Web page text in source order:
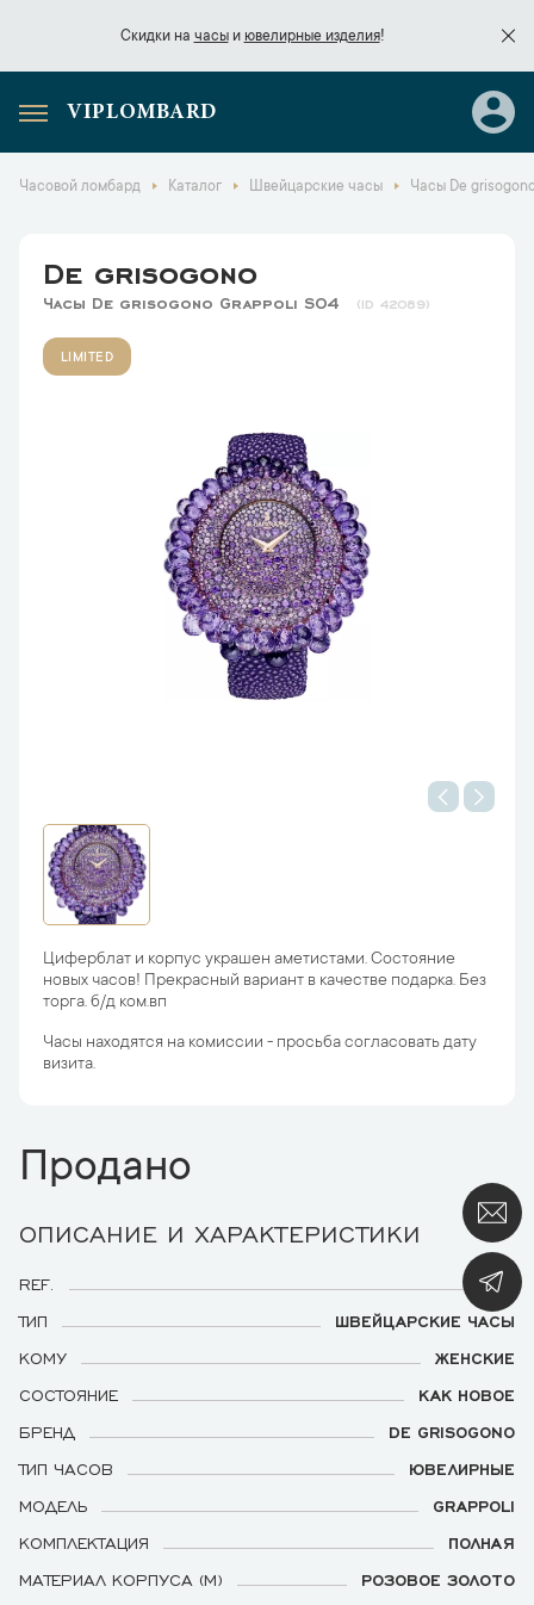
Скидки на часыи ювелирные изделия!
Скидки начасы
VIPLOMBARD
Часовой ломбард Каталог Швейцарские часы Часы De
De grisogono
Часы De grisogono Grappoli S04 42089
LIMITED
Циферблат и корпус украшен аметистами. Состояние
новых часов! Прекрасный вариант в качестве подарка. Без
торга. б/д ком.вп
Часы находятся на комиссии - просьба согласовать дату
визита.
Продано
ОПИСАНИЕ И ХАРАКТЕРИСТИКИ
REF.
S04
ТИП
ШВЕЙЦАРСКИЕ ЧАСЫ
КОМУ
ЖЕНСКИЕ
СОСТОЯНИЕ
КАК НОВОЕ
БРЕНД
DE GRISOGONO
ТИП ЧАСОВ
ЮВЕЛИРНЫЕ
МОДЕЛЬ
GRAPPOLI
КОМПЛЕКТАЦИЯ
ПОЛНАЯ
МАТЕРИАЛ КОРПУСА (М)
РОЗОВОЕ ЗОЛОТО